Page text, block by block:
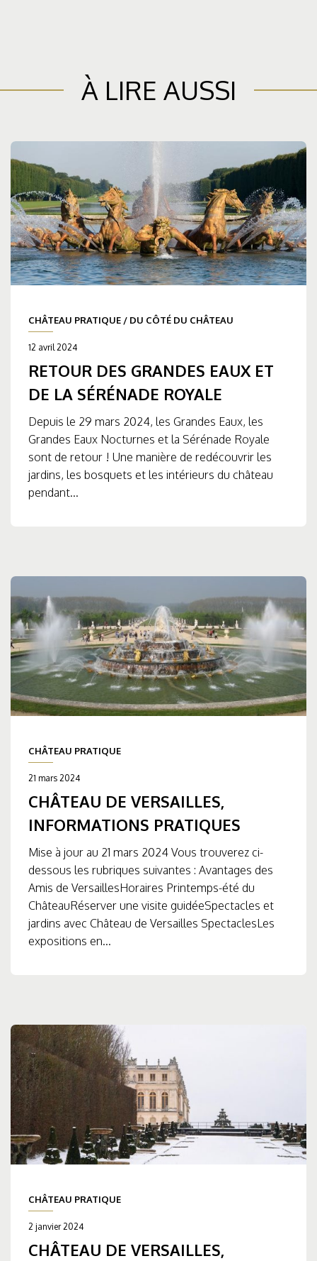
À LIRE AUSSI
CHÂTEAU PRATIQUE / DU CÔTÉ DU CHÂTEAU
12 avril 2024
RETOUR DES GRANDES EAUX ET
DE LA SÉRÉNADE ROYALE
Depuis le 29 mars 2024, les Grandes Eaux, les
Grandes Eaux Nocturnes et la Sérénade Royale
sont de retour ! Une manière de redécouvrir les
jardins, les bosquets et les intérieurs du château
pendant...
CHÂTEAU PRATIQUE
21 mars 2024
CHÂTEAU DE VERSAILLES,
INFORMATIONS PRATIQUES
Mise à jour au 21 mars 2024 Vous trouverez ci-
dessous les rubriques suivantes : Avantages des
Amis de VersaillesHoraires Printemps-été du
ChâteauRéserver une visite guidéeSpectacles et
jardins avec Château de Versailles SpectaclesLes
expositions en...
CHÂTEAU PRATIQUE
2 janvier 2024
CHÂTEAU DE VERSAILLES,